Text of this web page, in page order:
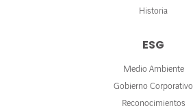
Historia
ESG
Medio Ambiente
Gobierno Corporativo
Reconocimientos